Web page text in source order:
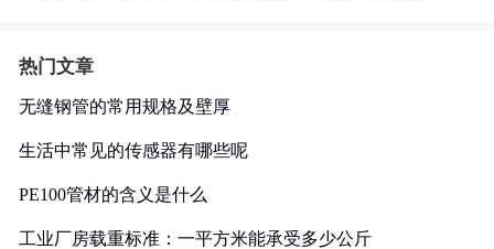
热门文章
无缝钢管的常用规格及壁厚
生活中常见的传感器有哪些呢
PE100管材的含义是什么
工业厂房载重标准：一平方米能承受多少公斤